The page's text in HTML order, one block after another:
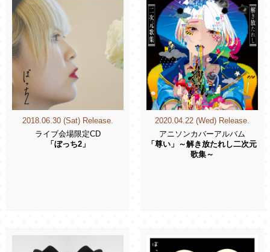
2018.06.30 (Sat) Release.
ライブ会場限定CD
「ぼっち2」
2020.04.22 (Wed) Release.
アニソンカバーアルバム
「尊い」～解き放たれし二次元
歌集～